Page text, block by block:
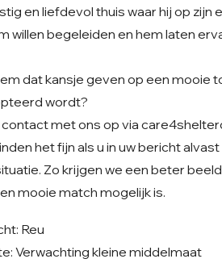
en liefdevol thuis waar hij op
willen begeleiden en hem laten
dat kansje geven op een mooie
wordt?
met ons op via
het fijn als u in uw bericht
Zo krijgen we een beter
mooie match mogelijk is.
Reu
Verwachting kleine middelmaat